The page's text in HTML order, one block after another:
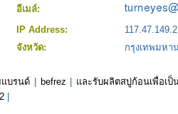
อีเมล์:
IP Address:
จังหวัด: กรุงเทพมหา
บรนด์ befrez
และรับผลิตสบู่ก้อนเพื่อเป็